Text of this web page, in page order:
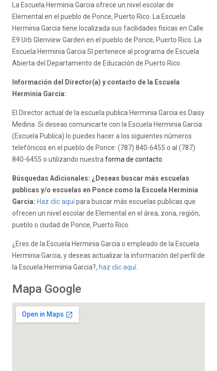
La Escuela Herminia Garcia ofrece un nivel escolar de
Elemental en el pueblo de Ponce, Puerto Rico. La Escuela
Herminia Garcia tiene localizada sus facilidades fisicas en Calle
E9 Urb Glenview Garden en el pueblo de Ponce, Puerto Rico. La
Escuela Herminia Garcia SI pertenece al programa de Escuela
Abierta del Departamento de Educación de Puerto Rico.
Información del Director(a) y contacto de la Escuela
Herminia Garcia:
El Director actual de la escuela publica Herminia Garcia es Daisy
Medina. Si deseas comunicarte con la Escuela Herminia Garcia
(Escuela Publica) lo puedes hacer a los siguientes números
telefónicos en el pueblo de Ponce: (787) 840-6455 o al (787)
840-6455 o utilizando nuestra forma de contacto
Búsquedas Adicionales: ¿Deseas buscar más escuelas
publicas y/o escuelas en Ponce como la Escuela Herminia
Garcia: Haz clic aquípara buscar más escuelas publicas que
ofrecen un nivel escolar de Elemental en el área, zona, región,
pueblo o ciudad de Ponce, Puerto Rico.
¿Eres de la Escuela Herminia Garcia o empleado de la Escuela
Herminia Garcia, y deseas actualizar la información del perfil de
la Escuela Herminia Garcia?, haz clic aquí.
Mapa Google